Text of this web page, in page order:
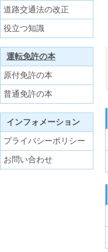
道路交通法の改正
役立つ知識
運転免許の本
原付免許の本
普通免許の本
インフォメーション
プライバシーポリシー
お問い合わせ